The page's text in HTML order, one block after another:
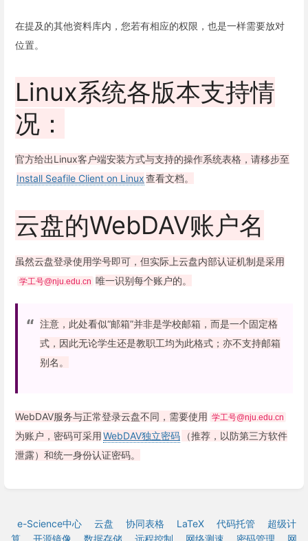
在提及的其他资料库内，您若有相应的权限，也是一样需要放对
位置。
Linux系统各版本支持情
况：
官方给出Linux客户端安装方式与支持的操作系统表格，请移步至
Install Seafile Client on Linux查看文档。
云盘的WebDAV账户名
虽然云盘登录使用学号即可，但实际上云盘内部认证机制是采用
学工号@nju.edu.cn 唯一识别每个账户的。
注意，此处看似“邮箱”并非是学校邮箱，而是一个固定格
式，因此无论学生还是教职工均为此格式；亦不支持邮箱
别名。
WebDAV服务与正常登录云盘不同，需要使用 学工号@nju.edu.cn
为账户，密码可采用WebDAV独立密码
（推荐，以防第三方软件
泄露）和统一身份认证密码。
e-Science中心 云盘 协同表格 LaTeX 代码托管
超级计
算
开源镜像 数据存储 远程控制 网络测速 密码管理 网